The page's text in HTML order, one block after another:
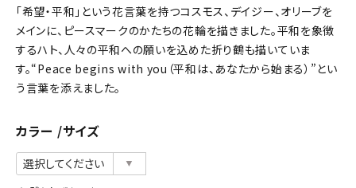
「希望・平和」という花言葉を持つコスモス、デイジー、オリーブを
メインに、ピースマークのかたちの花輪を描きました。平和を象徴
するハト、人々の平和への願いを込めた折り鶴も描いていま
す。“Peace begins with you（平和は、あなたから始まる）”とい
う言葉を添えました。
カラー サイズ